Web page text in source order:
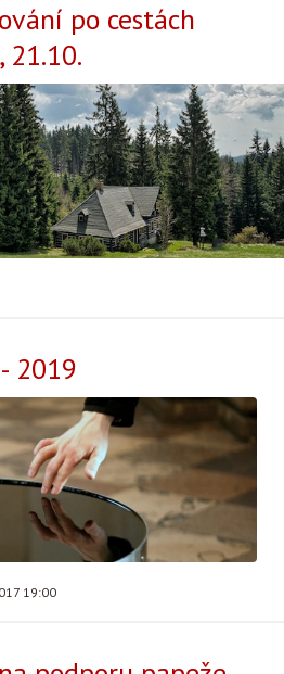
po cestách
21.10.
2019
19:00